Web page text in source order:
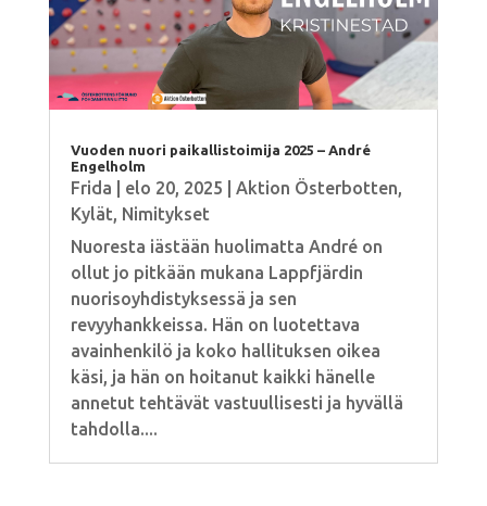
Vuoden nuori paikallistoimija 2025 – André
Engelholm
Frida elo 20, 2025 Aktion Österbotten
Kylät Nimitykset
Nuoresta iästään huolimatta André on
ollut jo pitkään mukana Lappfjärdin
nuorisoyhdistyksessä ja sen
revyyhankkeissa. Hän on luotettava
avainhenkilö ja koko hallituksen oikea
käsi, ja hän on hoitanut kaikki hänelle
annetut tehtävät vastuullisesti ja hyvällä
tahdolla....